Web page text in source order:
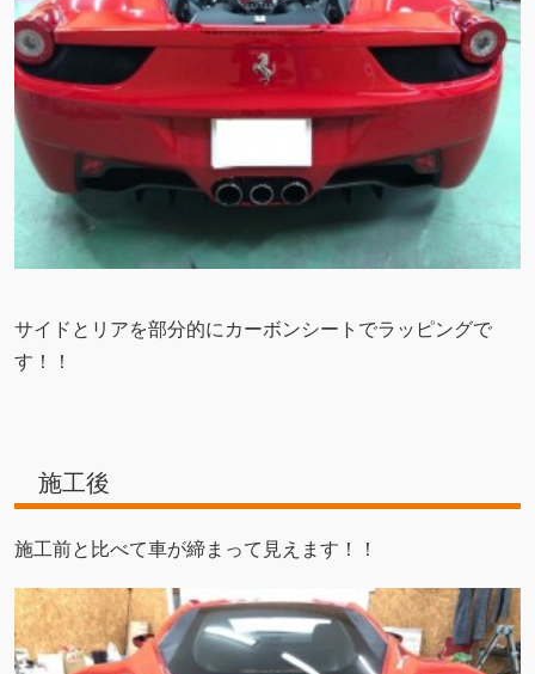
サイドとリアを部分的にカーボンシートでラッピングで
す！！
施工後
施工前と比べて車が締まって見えます！！